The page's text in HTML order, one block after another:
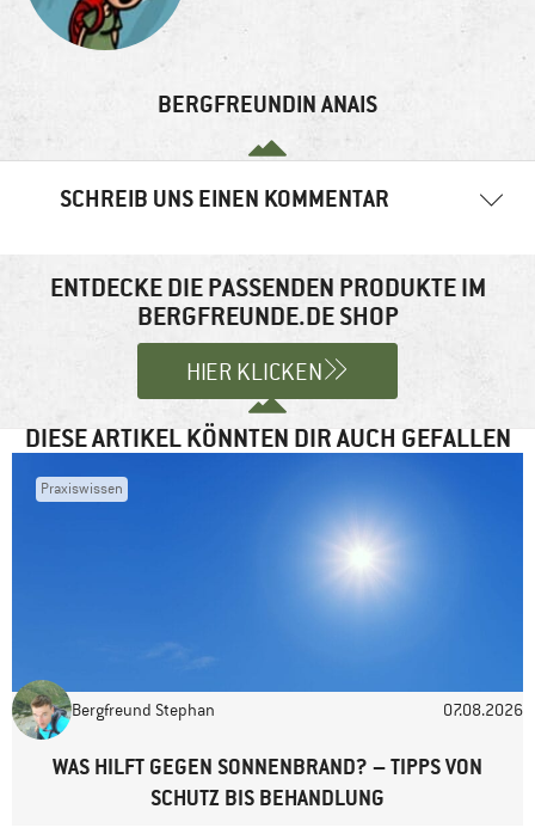
BERGFREUNDIN ANAIS
SCHREIB UNS EINEN KOMMENTAR
Felder sind mit*markiert
Website
ENTDECKE DIE PASSENDEN PRODUKTE IM
BERGFREUNDE.DE SHOP
HIER KLICKEN
DIESE ARTIKEL KÖNNTEN DIR AUCH GEFALLEN
Praxiswissen
Bergfreund Stephan 07.08.2026
WAS HILFT GEGEN SONNENBRAND? – TIPPS VON
SCHUTZ BIS BEHANDLUNG